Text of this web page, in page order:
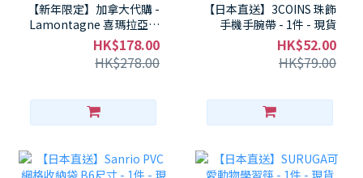
【新年限定】加拿大代購 -
Lamontagne 喜瑪拉亞鹽
牛奶開心果朱古力 500g -
1包 現貨
HK$178.00
HK$278.00
【日本直送】3COINS 珠飾
手機手腕帶 - 1件 - 現貨
HK$52.00
HK$79.00